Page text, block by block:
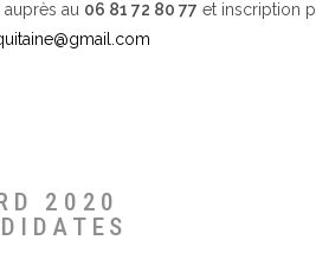
au 06 81 72 80 77 et inscription
2020